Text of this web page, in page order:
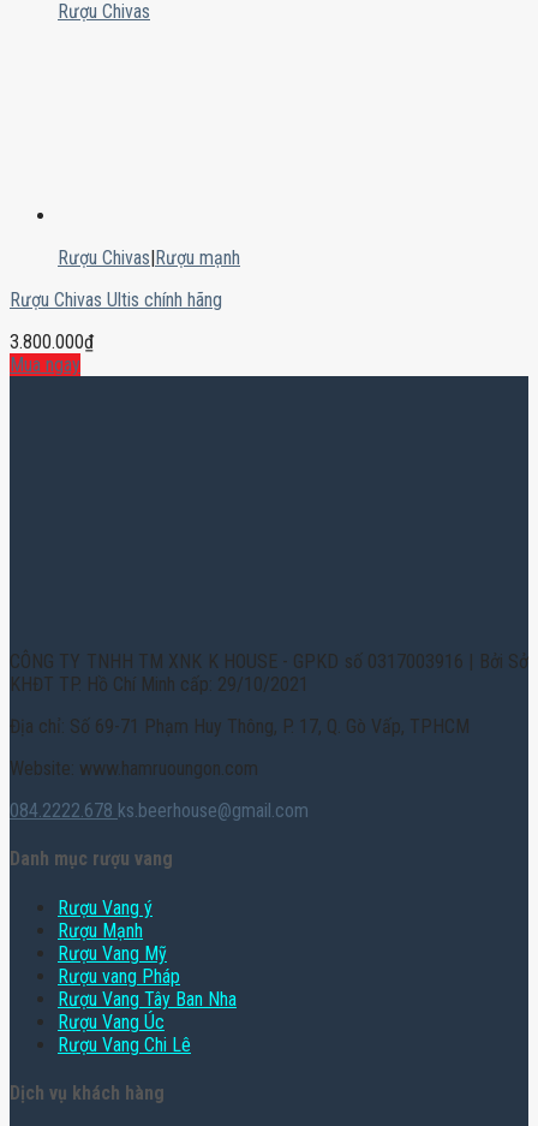
Rượu Chivas
Rượu Chivas|Rượu mạnh
Rượu Chivas Ultis chính hãng
3.800.000₫
Mua ngay
CÔNG TY TNHH TM XNK K HOUSE - GPKD số 0317003916 | Bởi Sở
KHĐT TP. Hồ Chí Minh cấp: 29/10/2021
Địa chỉ: Số 69-71 Phạm Huy Thông, P. 17, Q. Gò Vấp, TPHCM
Website: www.hamruoungon.com
084.2222.678 ks.beerhouse@gmail.com
Danh mục rượu vang
Rượu Vang ý
Rượu Mạnh
Rượu Vang Mỹ
Rượu vang Pháp
Rượu Vang Tây Ban Nha
Rượu Vang Úc
Rượu Vang Chi Lê
Dịch vụ khách hàng